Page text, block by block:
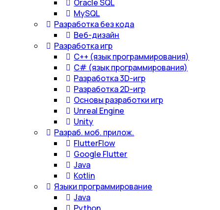
Oracle SQL
MySQL
Разработка без кода
Веб-дизайн
Разработка игр
С++ (язык программирования)
С# (язык программирования)
Разработка 3D-игр
Разработка 2D-игр
Основы разработки игр
Unreal Engine
Unity
Разраб. моб. прилож.
FlutterFlow
Google Flutter
Java
Kotlin
Языки программирование
Java